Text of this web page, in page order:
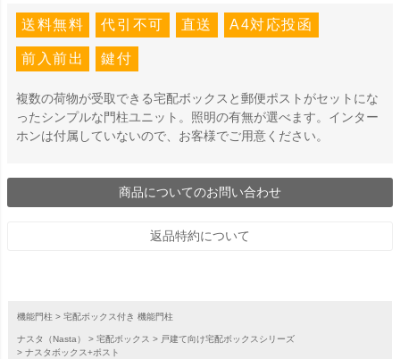
送料無料 代引不可 直送 A4対応投函
前入前出 鍵付
複数の荷物が受取できる宅配ボックスと郵便ポストがセットにな
ったシンプルな門柱ユニット。照明の有無が選べます。インター
ホンは付属していないので、お客様でご用意ください。
商品についてのお問い合わせ
返品特約について
機能門柱 宅配ボックス付き 機能門柱
ナスタ（Nasta） 宅配ボックス
戸建て向け宅配ボックスシリーズ
ナスタボックス+ポスト